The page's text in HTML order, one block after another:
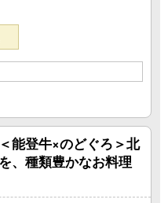
能登牛×のどぐろ＞北
、種類豊かなお料理